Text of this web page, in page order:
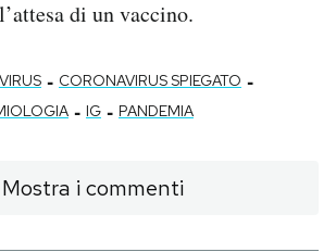
di un vaccino.
- CORONAVIRUS SPIEGATO -
- IG - PANDEMIA
Mostra i commenti